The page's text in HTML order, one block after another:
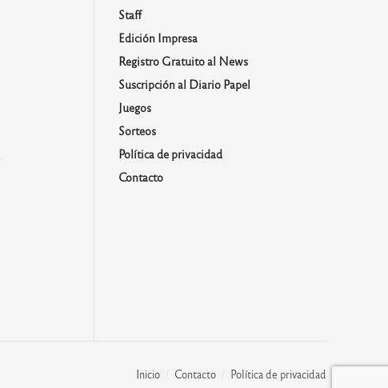
Staff
Edición Impresa
Registro Gratuito al News
Suscripción al Diario Papel
Juegos
Sorteos
Política de privacidad
Contacto
Inicio Contacto Política de privacidad